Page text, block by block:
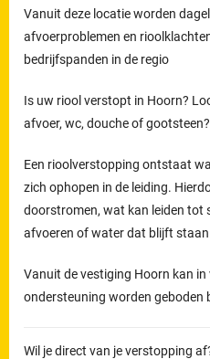
Vanuit deze locatie worden
afvoerproblemen en
bedrijfspanden in de regio
Is uw riool verstopt in Hoorn?
afvoer, wc, douche of gootsteen?
Een rioolverstopping ontstaat
zich ophopen in de leiding.
doorstromen, wat kan leiden tot
afvoeren of water dat blijft
Vanuit de vestiging Hoorn kan in
ondersteuning worden geboden
Wil je direct van je verstopping